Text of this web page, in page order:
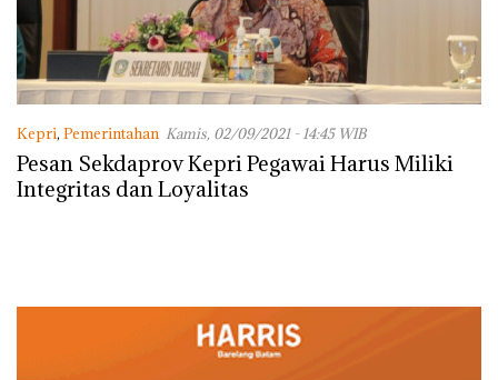
Kepri, Pemerintahan Kamis, 02/09/2021 - 14:45 WIB
Pesan Sekdaprov Kepri Pegawai Harus Miliki
Integritas dan Loyalitas